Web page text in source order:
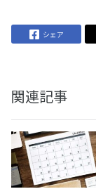
シェア
関連記事